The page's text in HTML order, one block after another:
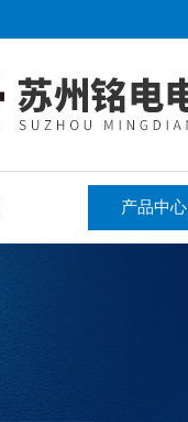
产品中心